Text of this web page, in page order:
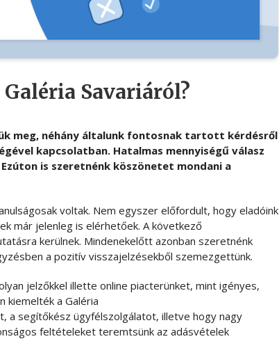
Savariáról?
meg, néhány általunk fontosnak tartott kérdésről
kapcsolatban. Hatalmas mennyiségű válasz
is szeretnénk köszönetet mondani a
voltak. Nem egyszer előfordult, hogy eladóink
már jelenleg is elérhetőek. A következő
kerülnek. Mindenekelőtt azonban szeretnénk
a pozitív visszajelzésekből szemezgettünk.
jelzőkkel illette online piacterünket, mint igényes,
kiemelték a Galéria
a segítőkész ügyfélszolgálatot, illetve hogy nagy
feltételeket teremtsünk az adásvételek